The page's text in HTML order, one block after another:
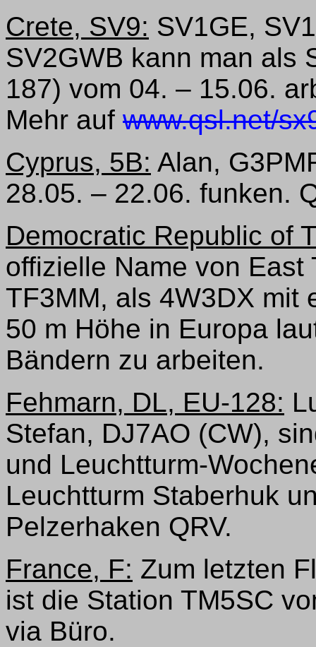
Crete, SV9: SV1GE,
SV2GWB kann man als
187) vom 04. – 15.06.
Mehr auf www.qsl.net/
Cyprus, 5B: Alan,
28.05. – 22.06. funken.
Democratic Republic of
offizielle Name von East
TF3MM, als 4W3DX mit
50 m Höhe in Europa
Bändern zu arbeiten.
Fehmarn, DL, EU-128:
Stefan, DJ7AO (CW),
und Leuchtturm-
Leuchtturm Staberhuk
Pelzerhaken QRV.
France, F: Zum letzten
ist die Station TM5SC
via Büro.